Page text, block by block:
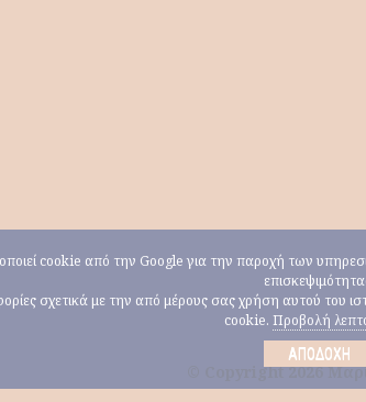
© Copyright 2026
cookie από την Google για την παροχή των
σχετικά με την από μέρους σας χρήση αυτού
cookie. Προβολή
ΑΠΟΔΟΧΉ